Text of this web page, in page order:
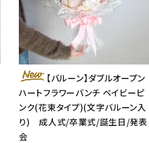
【バルーン】ダブルオープン
ハートフラワーバンチ ベイビーピ
ンク(花束タイプ)(文字バルーン入
り) 成人式/卒業式/誕生日/発表
会